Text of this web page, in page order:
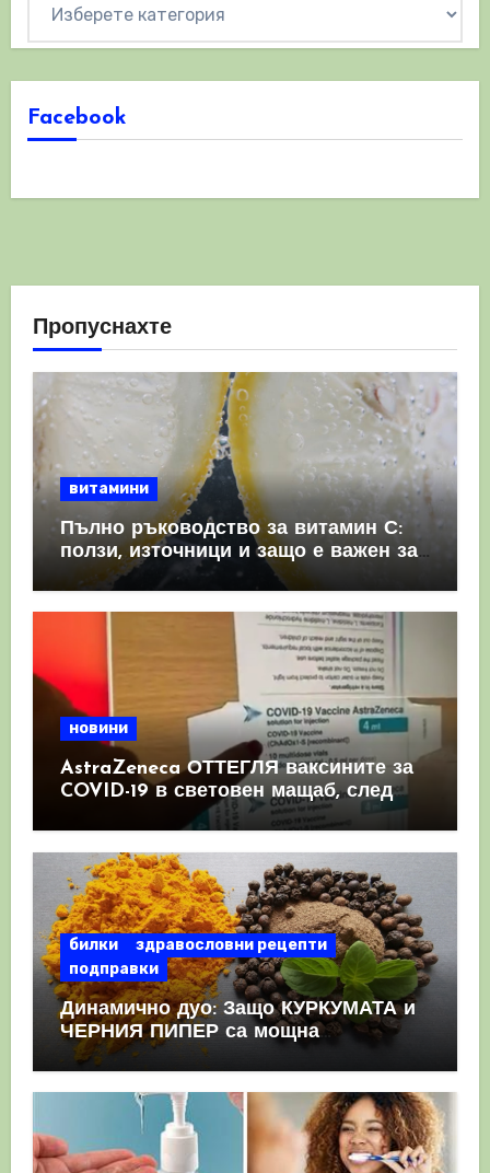
Facebook
Пропуснахте
витамини
Пълно ръководство за витамин С:
ползи, източници и защо е важен за
имунната система
новини
AstraZeneca ОТТЕГЛЯ ваксините за
COVID-19 в световен мащаб, след
като призна, че те причиняват
билки
здравословни рецепти
подправки
Динамично дуо: Защо КУРКУМАТА и
ЧЕРНИЯ ПИПЕР са мощна
комбинация